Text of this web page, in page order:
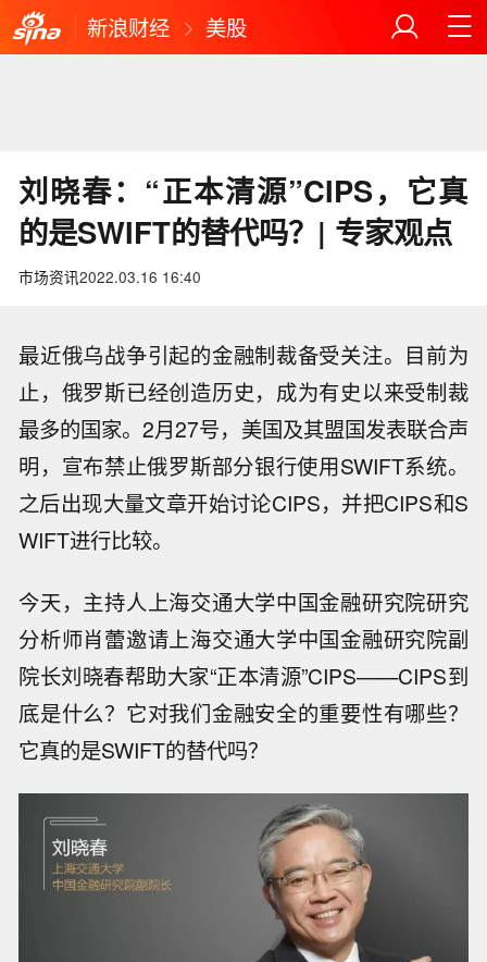
新浪财经 美股
刘晓春：“正本清源”CIPS，它真
的是SWIFT的替代吗？| 专家观点
市场资讯2022.03.16 16:40
最近俄乌战争引起的金融制裁备受关注。目前为
止，俄罗斯已经创造历史，成为有史以来受制裁
最多的国家。2月27号，美国及其盟国发表联合声
明，宣布禁止俄罗斯部分银行使用SWIFT系统。
之后出现大量文章开始讨论CIPS，并把CIPS和S
WIFT进行比较。
今天，主持人上海交通大学中国金融研究院研究
分析师肖蕾邀请上海交通大学中国金融研究院副
院长刘晓春帮助大家“正本清源”CIPS——CIPS到
底是什么？它对我们金融安全的重要性有哪些？
它真的是SWIFT的替代吗？